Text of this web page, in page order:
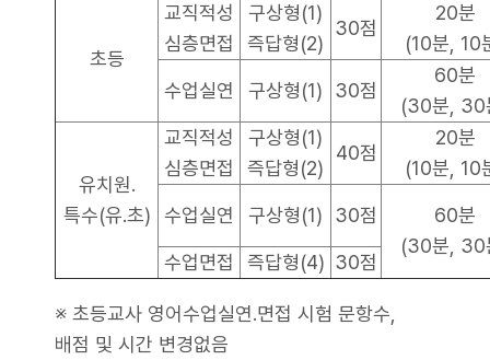
초등
교직적성
심층면접
구상형(1)
즉답형(2)
30점
20분
(10분, 10
수업실연 구상형(1) 30점
60분
(30분, 30
유치원․
특수(유․초)
교직적성
심층면접
구상형(1)
즉답형(2)
40점
20분
(10분, 10
수업실연 구상형(1) 30점
60분
(30분, 30
수업면접 즉답형(4) 30점
※ 초등교사 영어수업실연․면접 시험 문항수,
배점 및 시간 변경없음